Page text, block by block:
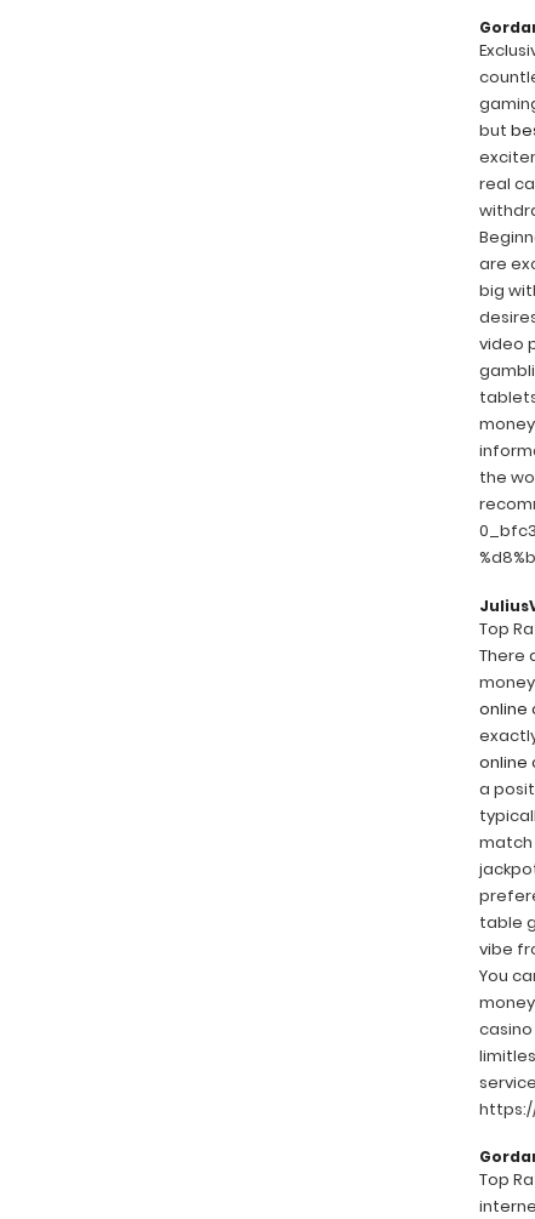
but
real
are
big
video
the
Top
There
online
online
a
match
table
vibe
You
Top